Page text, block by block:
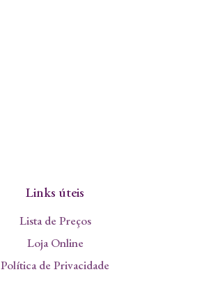
Links úteis
Lista de Preços
Loja Online
Política de Privacidade